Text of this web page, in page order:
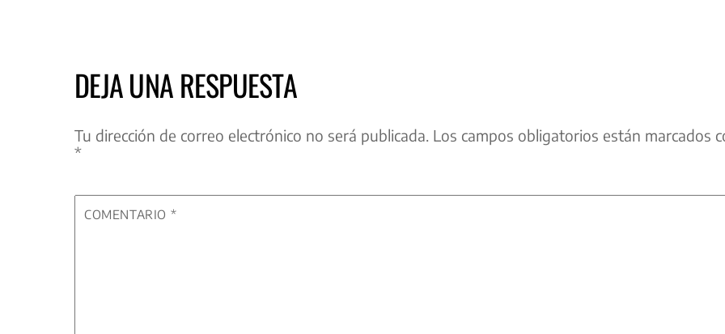
DEJA UNA RESPUESTA
Tu dirección de correo electrónico no será publicada. Los campos obligatorios están marcados
*
COMENTARIO *